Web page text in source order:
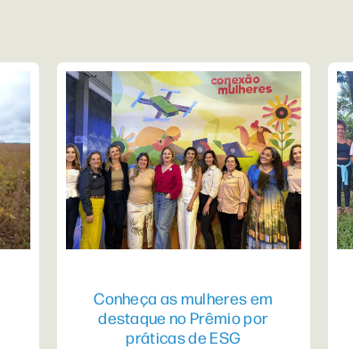
Conheça as mulheres em
destaque no Prêmio por
práticas de ESG